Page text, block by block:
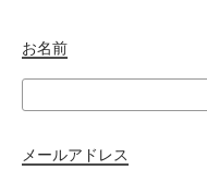
お名前
メールアドレス